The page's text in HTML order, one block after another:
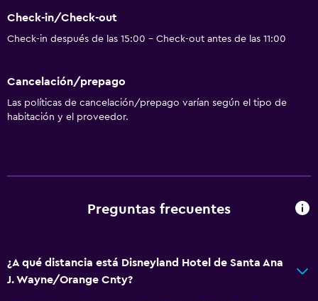
Cafetería
Limpieza diaria
Cámaras CCTV en zonas comunes
Cámaras CCTV en el exterior
Servicios básicos
Check-in/Check-out
Check-in después de las 15:00 - Check-out antes de las 11:00
Cancelación/prepago
Las políticas de cancelación/prepago varían según el tipo de
habitación y el proveedor.
Preguntas frecuentes
¿A qué distancia está Disneyland Hotel de Santa Ana
J. Wayne/Orange Cnty?